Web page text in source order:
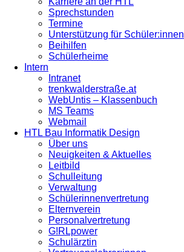
Sprechstunden
Termine
Unterstützung für Schüler:innen
Beihilfen
Schülerheime
Intern
Intranet
trenkwalderstraße.at
WebUntis – Klassenbuch
MS Teams
Webmail
HTL Bau Informatik Design
Über uns
Neuigkeiten & Aktuelles
Leitbild
Schulleitung
Verwaltung
Schülerinnenvertretung
Elternverein
Personalvertretung
G!RLpower
Schulärztin